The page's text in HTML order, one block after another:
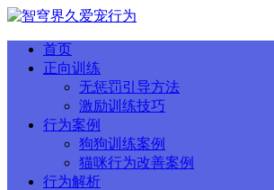
首页
正向训练
无惩罚引导方法
激励训练技巧
行为案例
狗狗训练案例
猫咪行为改善案例
行为解析